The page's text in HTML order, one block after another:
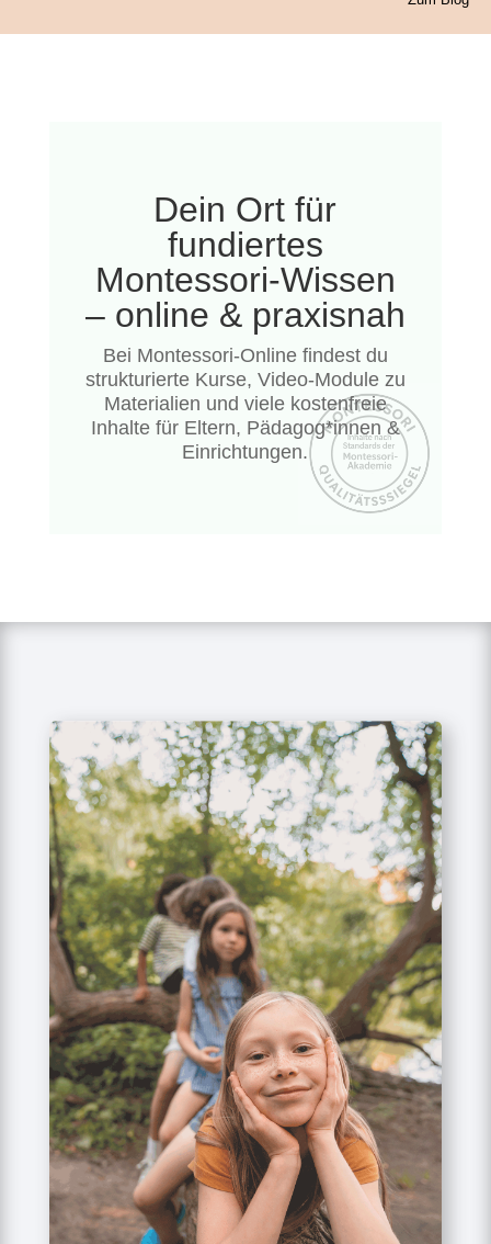
Dein Ort für
fundiertes
Montessori-Wissen
– online & praxisnah
Bei Montessori-Online findest du
strukturierte Kurse, Video-Module zu
Materialien und viele kostenfreie
Inhalte für Eltern, Pädagog*innen &
Einrichtungen.